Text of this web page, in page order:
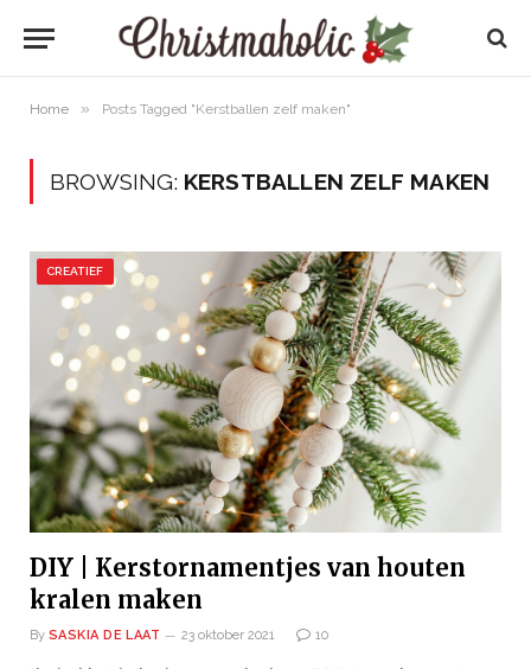
Home » Posts Tagged "Kerstballen zelf maken"
BROWSING: KERSTBALLEN ZELF MAKEN
CREATIEF
DIY | Kerstornamentjes van houten
kralen maken
By SASKIA DE LAAT 23 oktober 2021 10